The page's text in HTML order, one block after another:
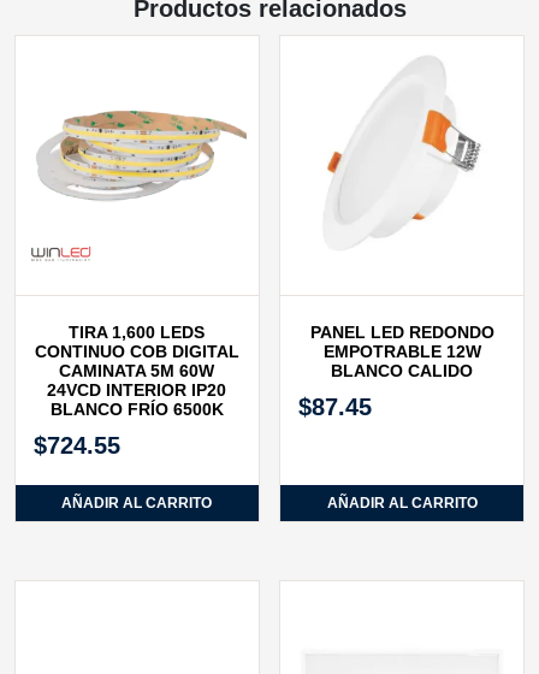
Productos relacionados
TIRA 1,600 LEDS
CONTINUO COB DIGITAL
CAMINATA 5M 60W
24VCD INTERIOR IP20
BLANCO FRÍO 6500K
$724.55
AÑADIR AL CARRITO
PANEL LED REDONDO
EMPOTRABLE 12W
BLANCO CALIDO
$87.45
AÑADIR AL CARRITO